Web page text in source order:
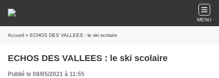
MENU
Accueil » ECHOS DES VALLEES : le ski scolaire
ECHOS DES VALLEES : le ski scolaire
Publié le 08/05/2021 à 11:55